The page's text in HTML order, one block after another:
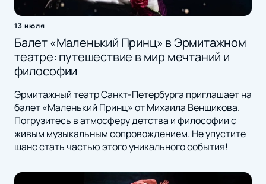
13 июля
Балет «Маленький Принц» в Эрмитажном
театре: путешествие в мир мечтаний и
философии
Эрмитажный театр Санкт-Петербурга приглашает на
балет «Маленький Принц» от Михаила Венщикова.
Погрузитесь в атмосферу детства и философии с
живым музыкальным сопровождением. Не упустите
шанс стать частью этого уникального события!